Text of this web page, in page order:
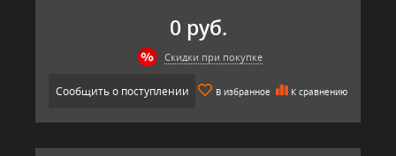
0 руб.
Скидки при покупке
Сообщить о поступлении В избранное К сравнению